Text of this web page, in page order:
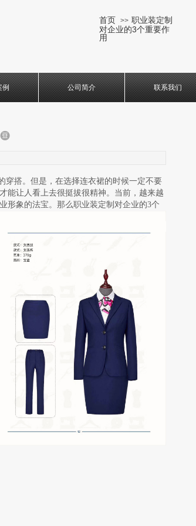
首页 >> ​​职业装定制
对企业的3个重要作
用
例 公司简介 联系我们
搭。但是，在选择连衣裙的时候一定不要
能让人看上去很挺拔很精神。当前，越来越
形象的法宝。那么职业装定制对企业的3个